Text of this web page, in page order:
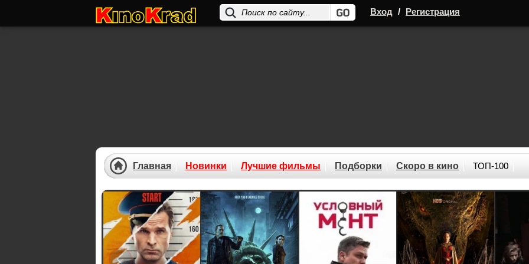
Вход / Регистрация
Previous
Главная Новинки Лучшие фильмы Подборки Скоро в кино ТОП-100